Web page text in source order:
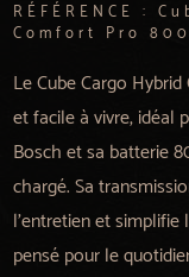
RÉFÉRENCE :
Comfort Pro 800
Le Cube Cargo
et facile à vivre, idéal
Bosch et sa batterie
chargé. Sa
l’entretien et simplifie
pensé pour le